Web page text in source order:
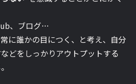
、ブログ…
に誰かの目につく、と考え、自分
どをしっかりアウトプットする